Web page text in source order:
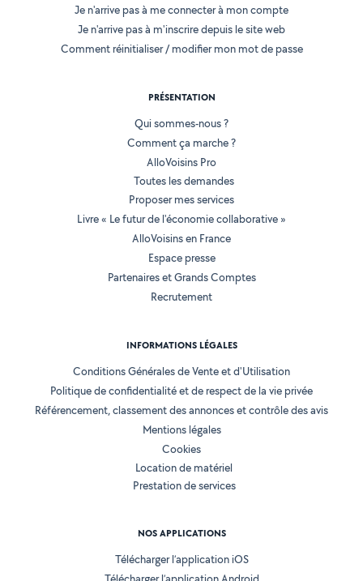
Je n'arrive pas à me connecter à mon compte
Je n'arrive pas à m'inscrire depuis le site web
Comment réinitialiser / modifier mon mot de passe
PRÉSENTATION
Qui sommes-nous ?
Comment ça marche ?
AlloVoisins Pro
Toutes les demandes
Proposer mes services
Livre « Le futur de l'économie collaborative »
AlloVoisins en France
Espace presse
Partenaires et Grands Comptes
Recrutement
INFORMATIONS LÉGALES
Conditions Générales de Vente et d'Utilisation
Politique de confidentialité et de respect de la vie privée
Référencement, classement des annonces et contrôle des avis
Mentions légales
Cookies
Location de matériel
Prestation de services
NOS APPLICATIONS
Télécharger l’application iOS